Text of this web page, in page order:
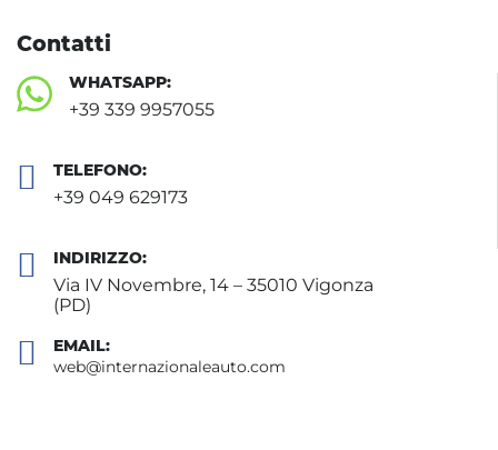
Contatti
WHATSAPP:
+39 339 9957055
TELEFONO:
+39 049 629173
INDIRIZZO:
Via IV Novembre, 14 – 35010 Vigonza
(PD)
EMAIL:
web@internazionaleauto.com